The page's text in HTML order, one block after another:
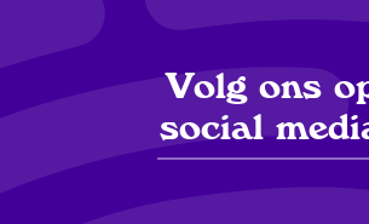
Volg ons
social